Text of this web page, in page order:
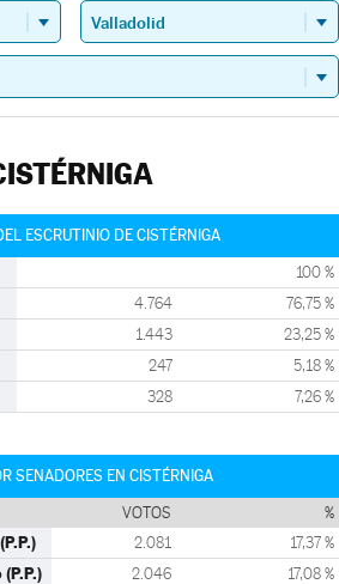
ESCRUTINIO DE CISTÉRNIGA
100 %
4.764 76,75 %
1.443 23,25 %
247 5,18 %
328 7,26 %
SENADORES EN CISTÉRNIGA
VOTOS %
2.081 17,37 %
2.046 17,08 %